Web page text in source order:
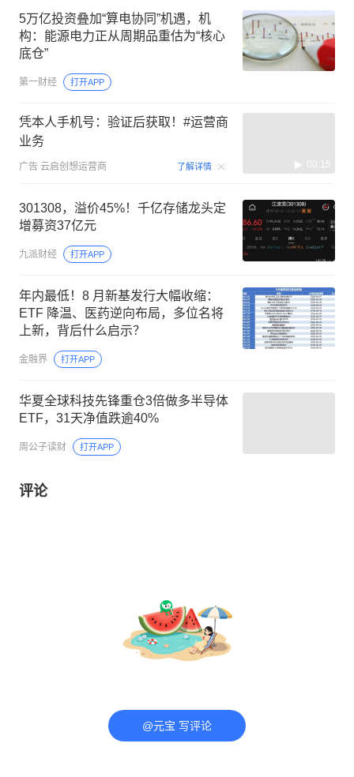
5万亿投资叠加“算电协同”机遇，机
构：能源电力正从周期品重估为“核心
底仓”
第一财经 打开APP
凭本人手机号：验证后获取！#运营商
业务
广告 云启创想运营商 了解详情 00:15
301308，溢价45%！千亿存储龙头定
增募资37亿元
九派财经 打开APP
年内最低！8 月新基发行大幅收缩：
ETF 降温、医药逆向布局，多位名将
上新，背后什么启示？
金融界 打开APP
华夏全球科技先锋重仓3倍做多半导体
ETF，31天净值跌逾40%
周公子读财 打开APP
评论
@元宝 写评论